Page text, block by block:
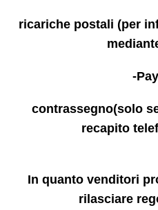
ricariche postali (per
-
contrassegno(solo
recapito
In quanto venditori
rilasciare